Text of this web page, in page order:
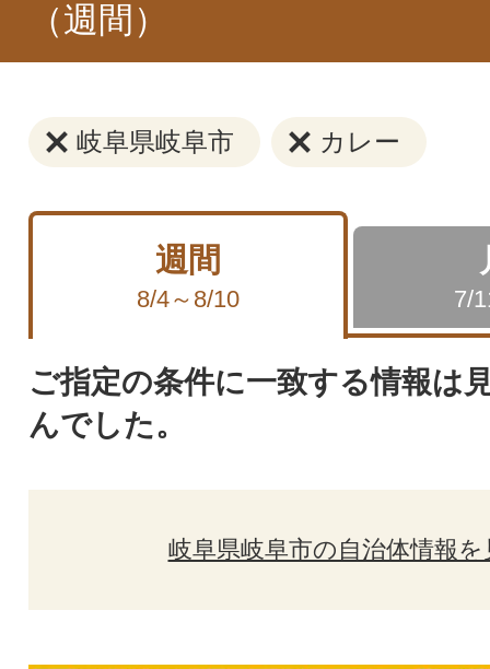
（週間）
岐阜県岐阜市 カレー
週間
8/4～8/10 7/
ご指定の条件に一致する情報は
んでした。
岐阜県岐阜市の自治体情報を